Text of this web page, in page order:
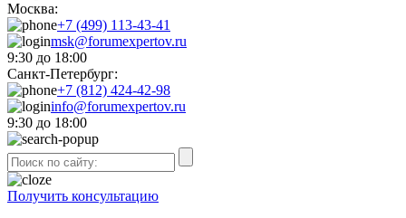
Москва:
+7 (499) 113-43-41
msk@forumexpertov.ru
9:30 до 18:00
Санкт-Петербург:
+7 (812) 424-42-98
info@forumexpertov.ru
9:30 до 18:00
Получить консультацию